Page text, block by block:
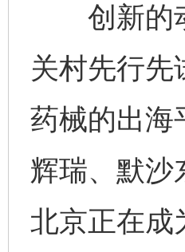
创新的动
关村先行
药械的出海
辉瑞、默沙
北京正在成